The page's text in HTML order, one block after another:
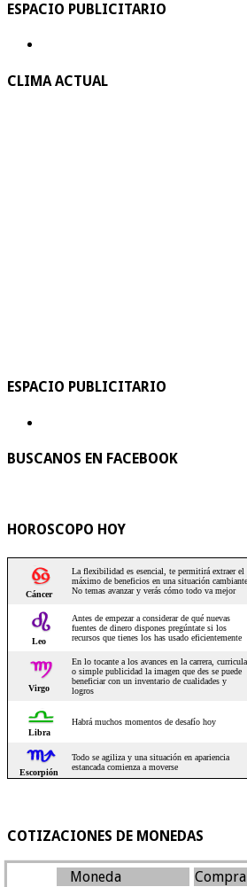
ESPACIO PUBLICITARIO
CLIMA ACTUAL
ESPACIO PUBLICITARIO
BUSCANOS EN FACEBOOK
HOROSCOPO HOY
COTIZACIONES DE MONEDAS
Moneda Compra